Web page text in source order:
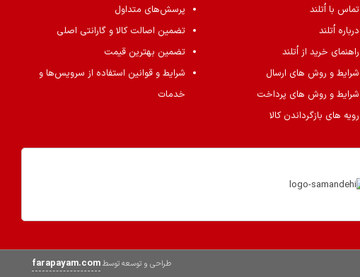
تماس با اُتلند
درباره اُتلند
راهنمای خرید از اُتلند
شرایط و روش های ارسال
شرایط و روش های پرداخت
رویه های بازگرداندن کالا
پرسش‌های متداول
تضمین اصالت کالا و گارانتی اصلی
تضمین بهترین قیمت
شرایط و قوانین استفاده از سرویس‌ها و
خدمات
طراحی و توسعه توسطfarapayam.com